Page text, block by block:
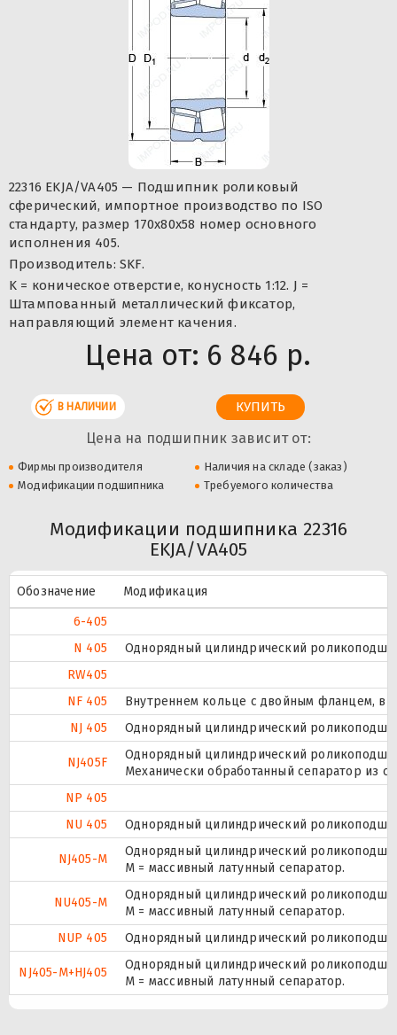
22316 EKJA/VA405 — Подшипник роликовый
сферический, импортное производство по ISO
стандарту, размер 170x80x58 номер основного
исполнения 405.
Производитель: SKF.
K = коническое отверстие, конусность 1:12. J =
Штампованный металлический фиксатор,
направляющий элемент качения.
Цена от: 6 846 р.
В НАЛИЧИИ
Цена на подшипник зависит от:
Фирмы производителя
Наличия на складе (заказ)
Модификации подшипника
Требуемого количества
Модификации подшипника 22316
EKJA/VA405
Обозначение
Модификация
6-405
N 405
Однорядный цилиндрический
RW405
NF 405
Внутреннем кольце с двойным фланцем,
NJ 405
Однорядный цилиндрический
NJ405F
Однорядный цилиндрический
Механически обработанный сепаратор из
NP 405
NU 405
Однорядный цилиндрический
NJ405-M
Однорядный цилиндрический
M = массивный латунный сепаратор.
NU405-M
Однорядный цилиндрический
M = массивный латунный сепаратор.
NUP 405
Однорядный цилиндрический
NJ405-M+HJ405
Однорядный цилиндрический
M = массивный латунный сепаратор.